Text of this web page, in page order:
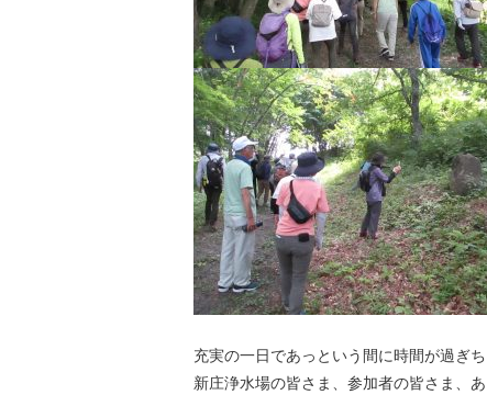
充実の一日であっという間に時間が過ぎち
新庄浄水場の皆さま、参加者の皆さま、